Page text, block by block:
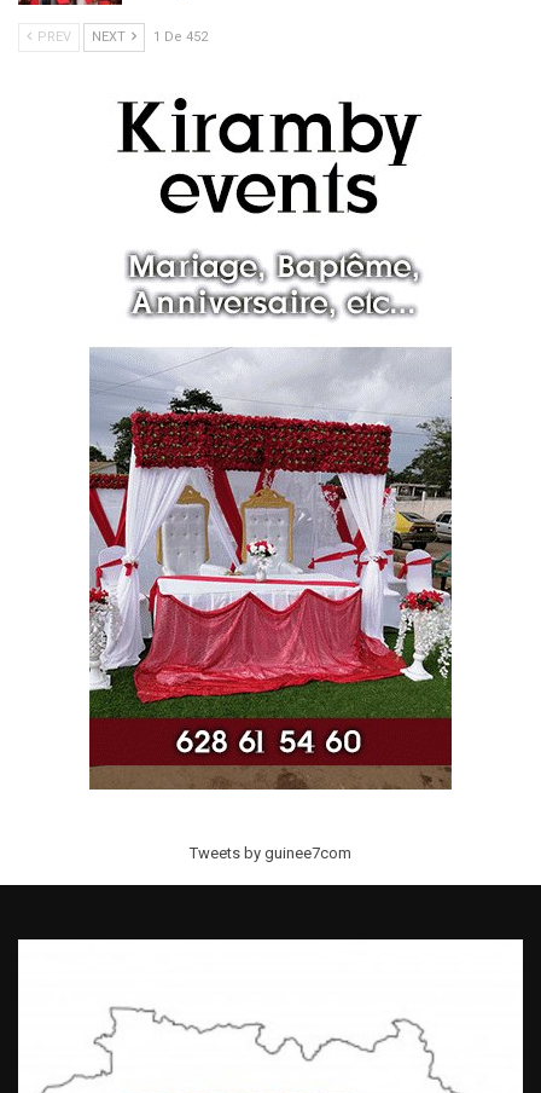
PREV NEXT 1 De 452
Tweets by guinee7com